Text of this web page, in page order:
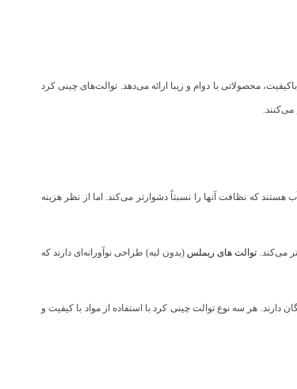
محصولاتی با دوام و زیبا ارائه می‌دهد. توالت‌های چینی کرد
می‌کنند.
هستند که نظافت آنها را نسبتاً دشوارتر می‌کند. اما از نظر هزینه
می‌کند. توالت های ریملس(بدون لبه) طراحی نوآورانه‌ای دارند که
هر سه نوع توالت چینی کرد با استفاده از مواد با کیفیت و